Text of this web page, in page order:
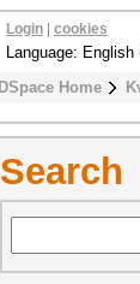
DSpace Home
Login cookies
Language: English
Search